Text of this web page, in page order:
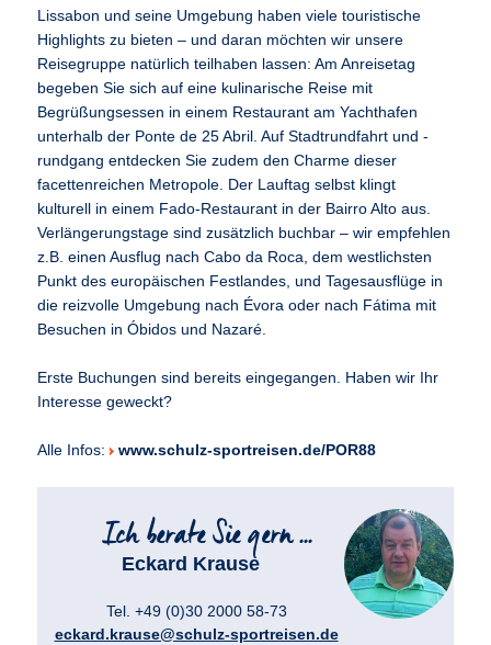
Lissabon und seine Umgebung haben viele touristische
Highlights zu bieten – und daran möchten wir unsere
Reisegruppe natürlich teilhaben lassen: Am Anreisetag
begeben Sie sich auf eine kulinarische Reise mit
Begrüßungsessen in einem Restaurant am Yachthafen
unterhalb der Ponte de 25 Abril. Auf Stadtrundfahrt und -
rundgang entdecken Sie zudem den Charme dieser
facettenreichen Metropole. Der Lauftag selbst klingt
kulturell in einem Fado-Restaurant in der Bairro Alto aus.
Verlängerungstage sind zusätzlich buchbar – wir empfehlen
z.B. einen Ausflug nach Cabo da Roca, dem westlichsten
Punkt des europäischen Festlandes, und Tagesausflüge in
die reizvolle Umgebung nach Évora oder nach Fátima mit
Besuchen in Óbidos und Nazaré.
Erste Buchungen sind bereits eingegangen. Haben wir Ihr
Interesse geweckt?
Alle Infos: www.schulz-sportreisen.de/POR88
Eckard Krause
Tel. +49 (0)30 2000 58-73
eckard.krause@schulz-sportreisen.de